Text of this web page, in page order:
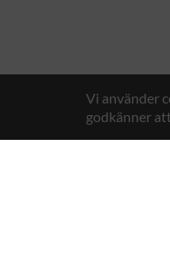
Vi använder
godkänner